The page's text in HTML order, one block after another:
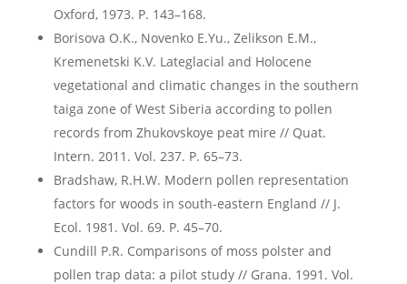
Oxford, 1973. P. 143–168.
Borisova O.K., Novenko E.Yu., Zelikson E.M.,
Kremenetski K.V. Lateglacial and Holocene
vegetational and climatic changes in the southern
taiga zone of West Siberia according to pollen
records from Zhukovskoye peat mire // Quat.
Intern. 2011. Vol. 237. P. 65–73.
Bradshaw, R.H.W. Modern pollen representation
factors for woods in south-eastern England // J.
Ecol. 1981. Vol. 69. P. 45–70.
Cundill P.R. Comparisons of moss polster and
pollen trap data: a pilot study // Grana. 1991. Vol.